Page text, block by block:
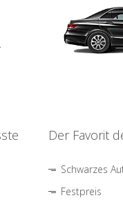
Der Favorit
Schwarzes
Festpreis